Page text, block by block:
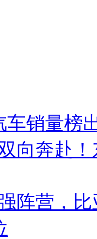
车销量榜
向奔赴
阵营，